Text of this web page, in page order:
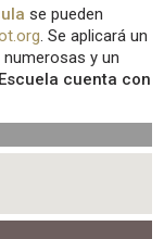
se pueden
. Se aplicará un
y un
cuenta con